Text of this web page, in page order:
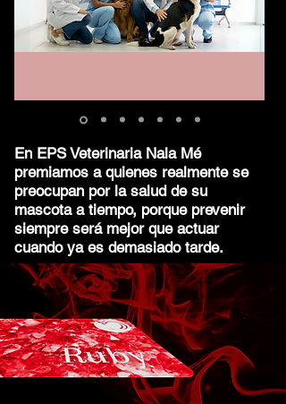
En EPS Veterinaria Nala Mé
premiamos a quienes realmente se
preocupan por la salud de su
mascota a tiempo, porque prevenir
siempre será mejor que actuar
cuando ya es demasiado tarde.